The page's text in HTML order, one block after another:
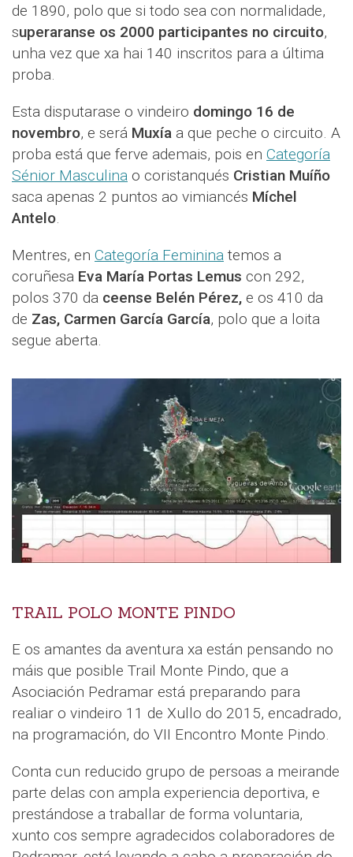
de 1890, polo que si todo sea con normalidade,
superaranse os 2000 participantes no circuito,
unha vez que xa hai 140 inscritos para a última
proba.
Esta disputarase o vindeiro domingo 16 de
novembro, e será Muxía a que peche o circuito. A
proba está que ferve ademais, pois en Categoría
Sénior Masculina o coristanqués Cristian Muíño
saca apenas 2 puntos ao vimiancés Míchel
Antelo.
Mentres, en Categoría Feminina temos a
coruñesa Eva María Portas Lemus con 292,
polos 370 da ceense Belén Pérez, e os 410 da
de Zas, Carmen García García, polo que a loita
segue aberta.
TRAIL POLO MONTE PINDO
E os amantes da aventura xa están pensando no
máis que posible Trail Monte Pindo, que a
Asociación Pedramar está preparando para
realiar o vindeiro 11 de Xullo do 2015, encadrado,
na programación, do VII Encontro Monte Pindo.
Conta cun reducido grupo de persoas a meirande
parte delas con ampla experiencia deportiva, e
prestándose a traballar de forma voluntaria,
xunto cos sempre agradecidos colaboradores de